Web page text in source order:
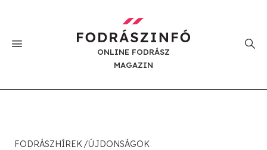
ONLINE FODRÁSZ
MAGAZIN
FODRÁSZHÍREK ÚJDONSÁGOK